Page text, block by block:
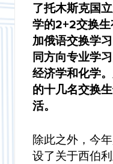
付彤
杜敬增
艾丹娜
木爱塔尔
于新博
了托木斯克国
学的2+2交换
加俄语交换学
同方向专业学
经济学和化学
的十几名交换
活。
除此之外，今
设了关于西伯